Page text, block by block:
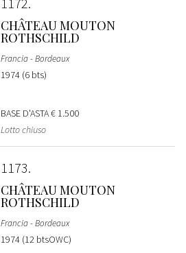
CHÂTEAU MOUTON
ROTHSCHILD
Francia - Bordeaux
1974 (6 bts)
BASE D'ASTA€ 1.500
Lotto chiuso
1173
CHÂTEAU MOUTON
ROTHSCHILD
Francia - Bordeaux
1974 (12 btsOWC)